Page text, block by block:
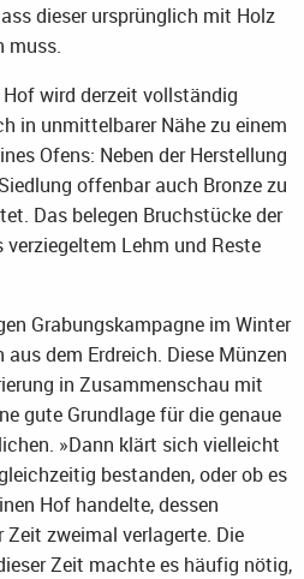
dieser ursprünglich mit Holz
muss.
wird derzeit vollständig
in unmittelbarer Nähe zu einem
Ofens: Neben der Herstellung
offenbar auch Bronze zu
Das belegen Bruchstücke der
Lehm und Reste
Grabungskampagne im Winter
dem Erdreich. Diese Münzen
in Zusammenschau mit
gute Grundlage für die genaue
»Dann klärt sich vielleicht
bestanden, oder ob es
Hof handelte, dessen
zweimal verlagerte. Die
Zeit machte es häufig nötig,